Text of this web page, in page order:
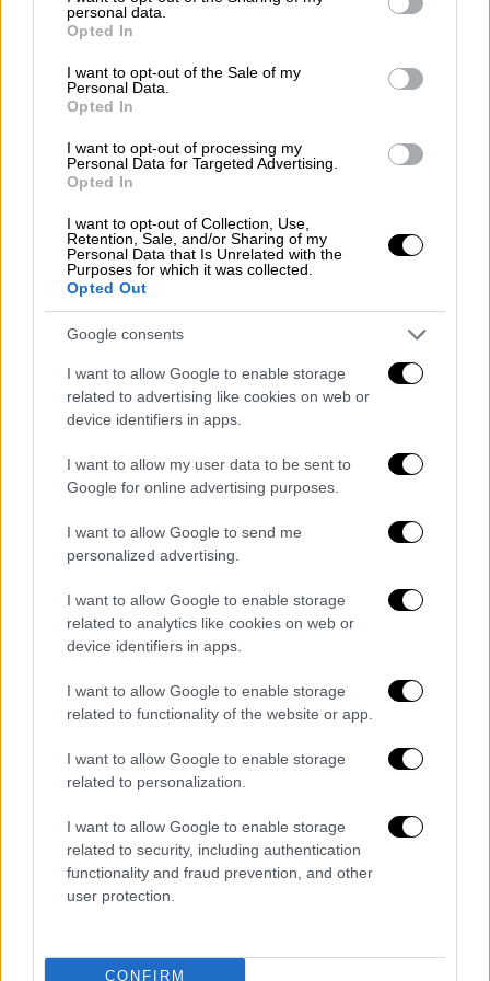
grant or deny consent to Google and its third-party tags to
use your data for below specified purposes in below Google
consent section.
personal data.
Opted In
I want to opt-out of the Sale of my
Personal Data.
Opted In
I want to opt-out of processing my
Personal Data for Targeted Advertising.
Opted In
I want to opt-out of Collection, Use,
Retention, Sale, and/or Sharing of my
Personal Data that Is Unrelated with the
Purposes for which it was collected.
Opted Out
Google consents
I want to allow Google to enable storage
related to advertising like cookies on web or
device identifiers in apps.
I want to allow my user data to be sent to
Google for online advertising purposes.
I want to allow Google to send me
personalized advertising.
I want to allow Google to enable storage
related to analytics like cookies on web or
device identifiers in apps.
I want to allow Google to enable storage
related to functionality of the website or app.
I want to allow Google to enable storage
related to personalization.
I want to allow Google to enable storage
related to security, including authentication
functionality and fraud prevention, and other
user protection.
CONFIRM
σημαντικότερους καλλιτέχνες της
Ο Τζον Λέτζεντ συγκαταλέγεται στους
κατακτήσει το λεγόμενο EGOT (Emmy,
Grammy, Oscar και Tony), με δεκάδες
Grammy και Όσκαρ για το τραγούδι «Glory»
Η πορεία του περιλαμβάνει πολυπλατινένιες
επιτυχίες και δισεκατομμύρια streams
παγκοσμίως.
video
Ανάμεσα στα πιο γνωστά τραγούδια του
«All of Me», «Love Me Now»
και «Ordinary People», που έχουν αφήσει
έντονο αποτύπωμα στη σύγχρονη μουσική
σκηνή.
Evening of Songs & Stories», μια πιο
προσωπική και αφηγηματική προσέγγιση
όπου ο καλλιτέχνης εμφανίζεται μόνος στο